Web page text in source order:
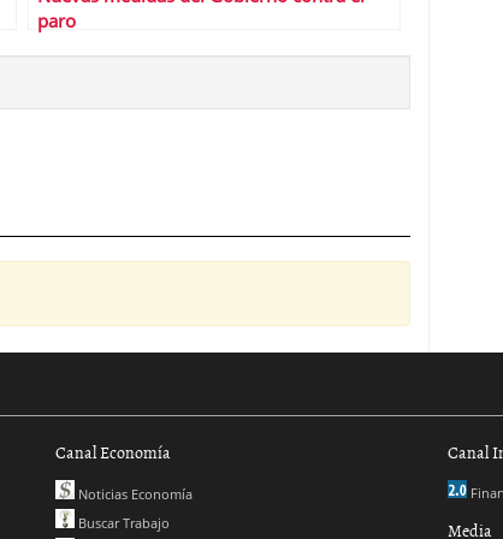
paro
Canal Economía
Noticias Economía
Buscar Trabajo
Canal
Media